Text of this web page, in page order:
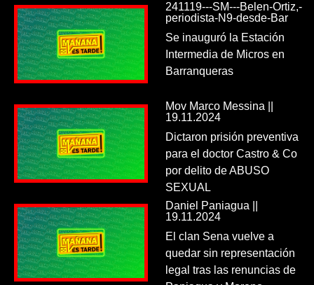
241119---SM---Belen-Ortiz,-
periodista-N9-desde-Bar
Se inauguró la Estación
Intermedia de Micros en
Barranqueras
Mov Marco Messina ||
19.11.2024
Dictaron prisión preventiva
para el doctor Castro & Co
por delito de ABUSO
SEXUAL
Daniel Paniagua ||
19.11.2024
El clan Sena vuelve a
quedar sin representación
legal tras las renuncias de